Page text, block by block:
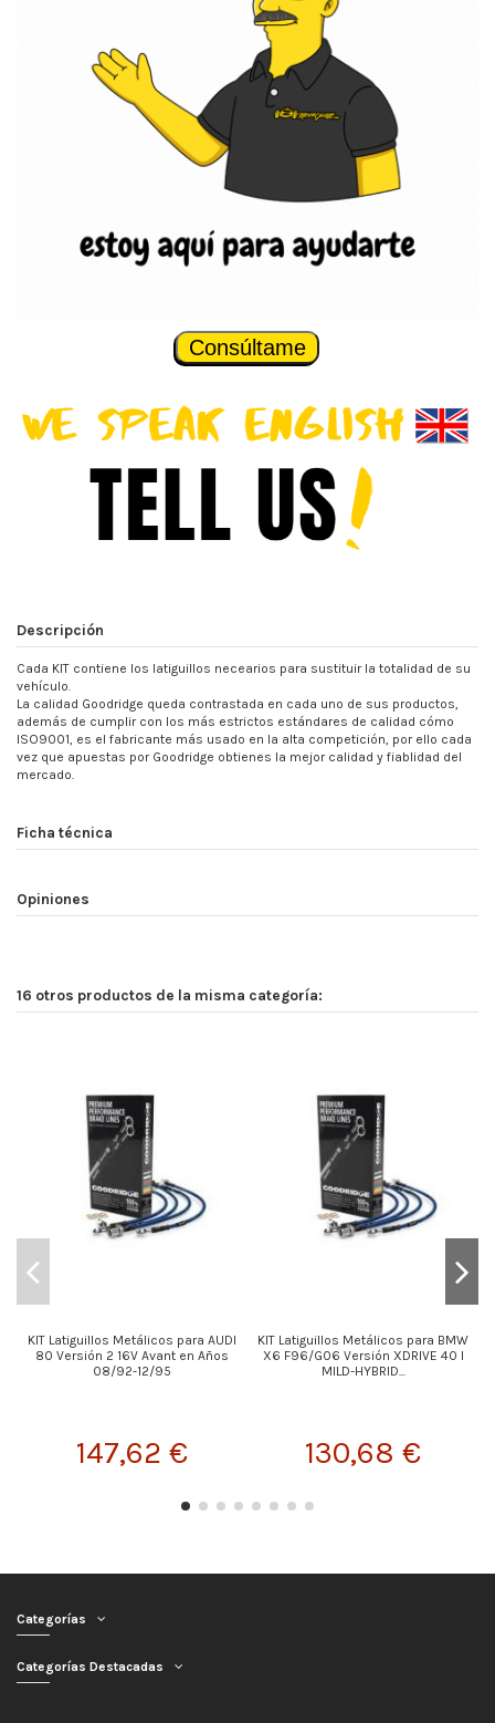
Consúltame
Descripción
Cada KIT contiene los latiguillos necearios para sustituir la totalidad de su
vehículo.
La calidad Goodridge queda contrastada en cada uno de sus productos,
además de cumplir con los más estrictos estándares de calidad cómo
ISO9001, es el fabricante más usado en la alta competición, por ello cada
vez que apuestas por Goodridge obtienes la mejor calidad y fiablidad del
mercado.
Ficha técnica
Opiniones
16 otros productos de la misma categoría:
KIT Latiguillos Metálicos para AUDI
80 Versión 2 16V Avant en Años
08/92-12/95
147,62 €
KIT Latiguillos Metálicos para BMW
X6 F96/G06 Versión XDRIVE 40 I
MILD-HYBRID...
130,68 €
Categorías
Categorías Destacadas